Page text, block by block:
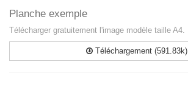
Planche exemple
Télécharger gratuitement l'image modèle taille A4.
Téléchargement (591.83k)